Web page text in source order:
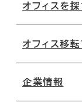
オフィスを探
地図から探す
路線・駅か
オフィス移
企業情報